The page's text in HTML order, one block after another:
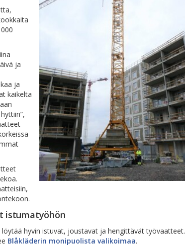
ja
ja
kaikelta
istumatyöhön
hyvin istuvat, joustavat ja hengittävät työvaatteet.
Blåkläderin monipuolista valikoimaa.